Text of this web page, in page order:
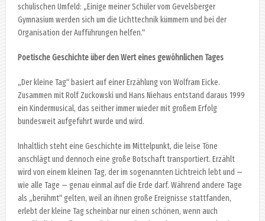
schulischen Umfeld: „Einige meiner Schüler vom Gevelsberger
Gymnasium werden sich um die Lichttechnik kümmern und bei der
Organisation der Aufführungen helfen.“
Poetische Geschichte über den Wert eines gewöhnlichen Tages
„Der kleine Tag“ basiert auf einer Erzählung von Wolfram Eicke.
Zusammen mit Rolf Zuckowski und Hans Niehaus entstand daraus 1999
ein Kindermusical, das seither immer wieder mit großem Erfolg
bundesweit aufgeführt wurde und wird.
Inhaltlich steht eine Geschichte im Mittelpunkt, die leise Töne
anschlägt und dennoch eine große Botschaft transportiert. Erzählt
wird von einem kleinen Tag, der im sogenannten Lichtreich lebt und —
wie alle Tage — genau einmal auf die Erde darf. Während andere Tage
als „berühmt“ gelten, weil an ihnen große Ereignisse stattfanden,
erlebt der kleine Tag scheinbar nur einen schönen, wenn auch